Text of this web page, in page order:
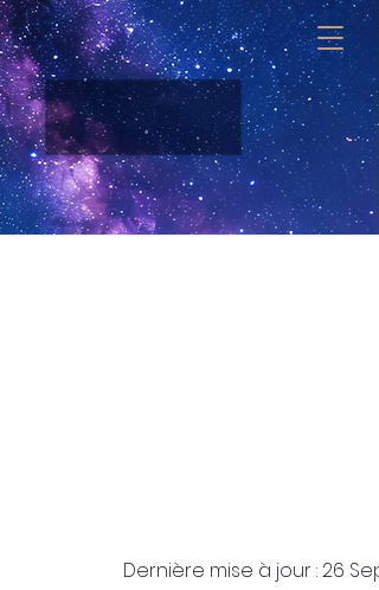
Dernière mise à jour : 26